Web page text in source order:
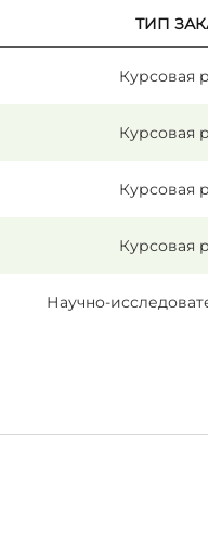
ТИП
Курсовая
Курсовая
Курсовая
Курсовая
Научно-